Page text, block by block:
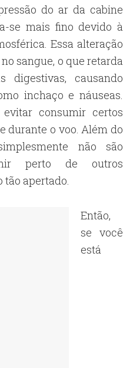
do ar da cabine
se mais fino devido à
Essa alteração
sangue, o que retarda
digestivas, causando
inchaço e náuseas.
consumir certos
durante o voo. Além do
não são
perto de outros
tão apertado.
Então,
se você
está